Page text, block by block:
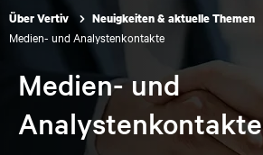
Über Vertiv Neuigkeiten & aktuelle Themen
Medien- und Analystenkontakte
Medien- und
Analystenkontakte